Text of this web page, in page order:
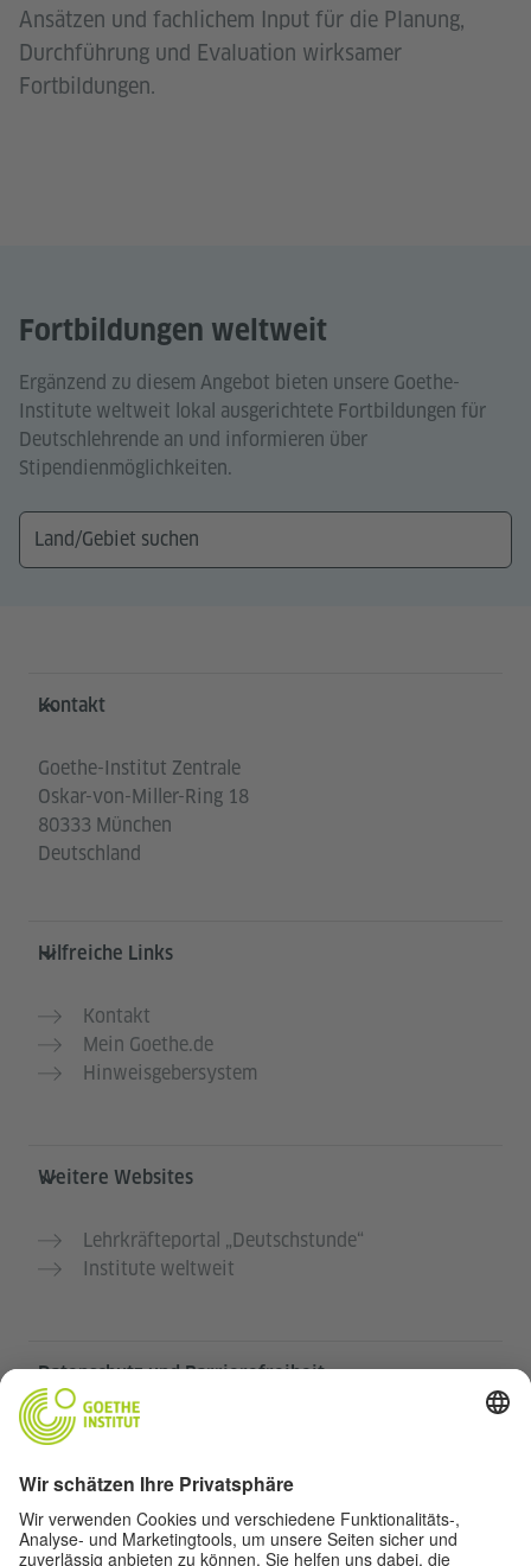
Ansätzen und fachlichem Input für die Planung,
Durchführung und Evaluation wirksamer
Fortbildungen.
Fortbildungen weltweit
Ergänzend zu diesem Angebot bieten unsere Goethe-
Institute weltweit lokal ausgerichtete Fortbildungen für
Deutschlehrende an und informieren über
Stipendienmöglichkeiten.
Service- und Informationsbereich
Kontakt
Goethe-Institut Zentrale
Oskar-von-Miller-Ring 18
80333 München
Deutschland
Hilfreiche Links
Kontakt
Mein Goethe.de
Hinweisgebersystem
Weitere Websites
Lehrkräfteportal „Deutschstunde“
Institute weltweit
Datenschutz und Barrierefreiheit
Diese Website soll für möglichst viele Menschen
Daten verwenden wir gemäß unserer
Datenschutzrichtlinie.